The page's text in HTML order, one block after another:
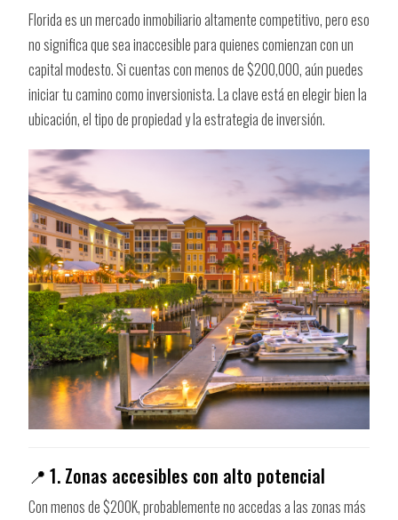
Florida es un mercado inmobiliario altamente competitivo, pero eso
no significa que sea inaccesible para quienes comienzan con un
capital modesto. Si cuentas con menos de $200,000, aún puedes
iniciar tu camino como inversionista. La clave está en elegir bien la
ubicación, el tipo de propiedad y la estrategia de inversión.
📍 1. Zonas accesibles con alto potencial
Con menos de $200K, probablemente no accedas a las zonas más